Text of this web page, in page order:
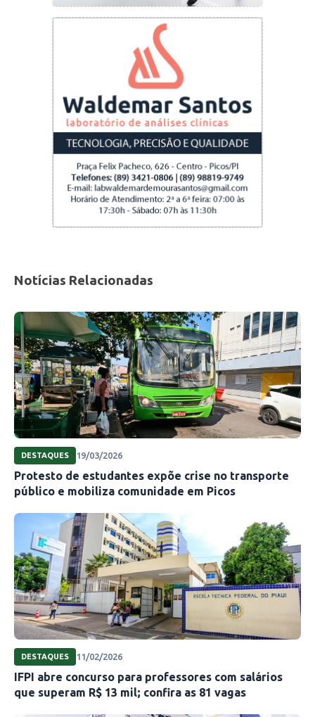
Notícias Relacionadas
DESTAQUES 19/03/2026
Protesto de estudantes expõe crise no transporte
público e mobiliza comunidade em Picos
DESTAQUES 11/02/2026
IFPI abre concurso para professores com salários
que superam R$ 13 mil; confira as 81 vagas